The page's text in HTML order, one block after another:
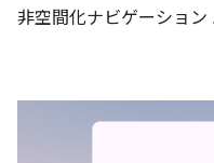
非空間化ナビゲーション